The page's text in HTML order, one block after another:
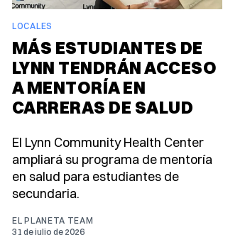
LOCALES
MÁS ESTUDIANTES DE
LYNN TENDRÁN ACCESO
A MENTORÍA EN
CARRERAS DE SALUD
El Lynn Community Health Center
ampliará su programa de mentoría
en salud para estudiantes de
secundaria.
EL PLANETA TEAM
31 de julio de 2026